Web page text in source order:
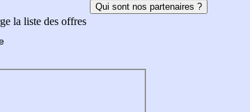
la liste des offres
Qui sont nos partenaires ?